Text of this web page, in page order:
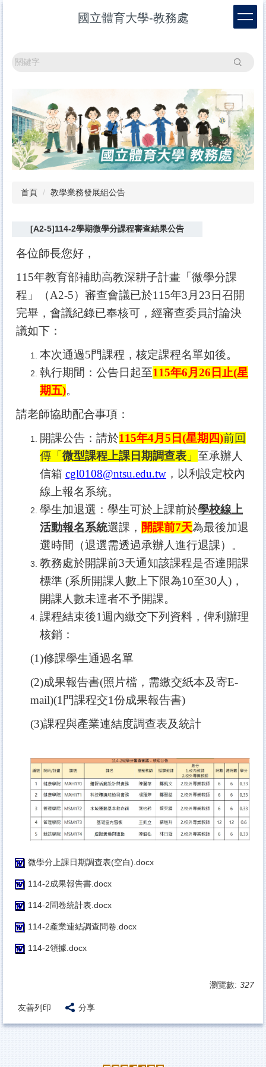
國立體育大學-教務處
搜尋
首頁 教學業務發展組公告
[A2-5]114-2學期微學分課程審查結果公告
各位師長您好，
115年教育部補助高教深耕子計畫「微學分課
程」（A2-5）審查會議已於115年3月23日召開
完畢，會議紀錄已奉核可，經審查委員討論決
議如下：
本次通過5門課程，核定課程名單如後。
執行期間：公告日起至115年6月26日止(星
期五)。
請老師協助配合事項：
開課公告：請於115年4月5日(星期四)前回
傳「 微型課程上課日期調查表 」 至承辦人
信箱 cgl0108@ntsu.edu.tw ，以利設定校內
線上報名系統。
學生加退選：學生可於上課前於學校線上
活動報名系統選課， 開課前7天為最後加退
選時間（退選需透過承辦人進行退課）。
教務處於開課前3天通知該課程是否達開課
標準 (系所開課人數上下限為10至30人)，
開課人數未達者不予開課。
課程結束後1週內繳交下列資料，俾利辦理
核銷：
(1)修課學生通過名單
(2)成果報告書(照片檔，需繳交紙本及寄E-
mail)(1門課程交1份成果報告書)
(3)課程與產業連結度調查表及統計
微學分上課日期調查表(空白).docx
114-2成果報告書.docx
114-2問卷統計表.docx
114-2產業連結調查問卷.docx
114-2領據.docx
瀏覽數: 327
友善列印 分享